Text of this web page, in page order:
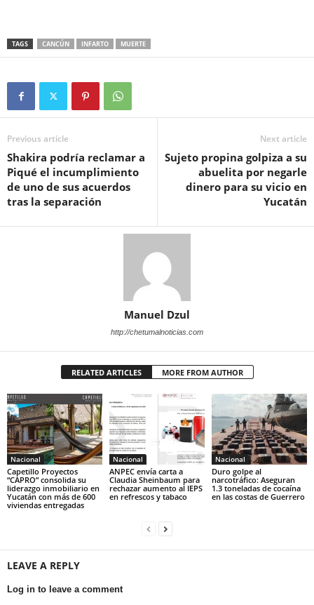
TAGS CANCÚN INFARTO MUERTE
Previous article
Shakira podría reclamar a
Piqué el incumplimiento
de uno de sus acuerdos
tras la separación
Next article
Sujeto propina golpiza a su
abuelita por negarle
dinero para su vicio en
Yucatán
Manuel Dzul
http://chetumalnoticias.com
RELATED ARTICLES MORE FROM AUTHOR
Nacional
Capetillo Proyectos
“CAPRO” consolida su
liderazgo inmobiliario en
Yucatán con más de 600
viviendas entregadas
Nacional
ANPEC envía carta a
Claudia Sheinbaum para
rechazar aumento al IEPS
en refrescos y tabaco
Nacional
Duro golpe al
narcotráfico: Aseguran
1.3 toneladas de cocaína
en las costas de Guerrero
LEAVE A REPLY
Log in to leave a comment